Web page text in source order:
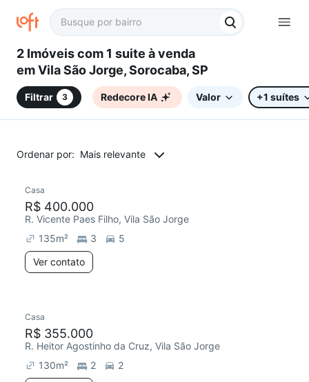
2 Imóveis com 1 suite à venda
em Vila São Jorge, Sorocaba, SP
Filtrar 3 Redecore IA Valor +1 suítes
Ordenar por: Mais relevante
Casa
R$ 400.000
R. Vicente Paes Filho, Vila São Jorge
135m² 3
5
Ver contato
Chegou há 1 dia
Casa
R$ 355.000
R. Heitor Agostinho da Cruz, Vila São Jorge
130m² 2
2